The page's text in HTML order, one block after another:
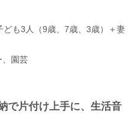
ども3人（9歳、7歳、3歳）＋妻
、園芸
で片付け上手に、生活音